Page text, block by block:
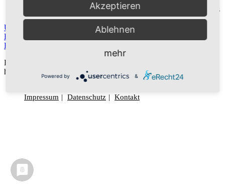
Dieser Benutzerkonto Status
ist Freigegeben
Über
Beiträge
Kommentare
Dieser Benutzer hat noch keine Informationen zu seinem Profil
hinzugefügt.
Impressum Datenschutz Kontakt
Akzeptieren
Ablehnen
mehr
Powered by &